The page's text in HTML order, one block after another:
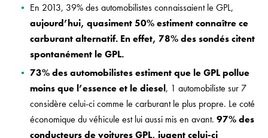
En 2013, 39% des automobilistes connaissaient le GPL,
aujourd’hui, quasiment 50% estiment connaître ce
carburant alternatif. En effet, 78% des sondés citent
spontanément le GPL.
73% des automobilistes estiment que le GPL pollue
moins que l’essence et le diesel, 1 automobiliste sur 7
considère celui-ci comme le carburant le plus propre. Le coté
économique du véhicule est lui aussi mis en avant. 97% des
conducteurs de voitures GPL, jugent celui-ci